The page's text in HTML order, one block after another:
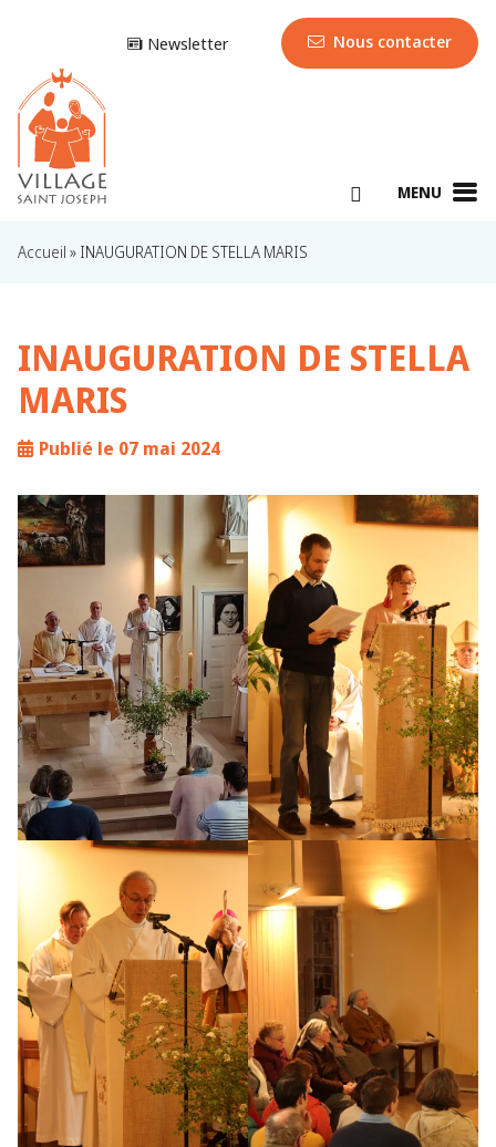
Newsletter Nous contacter
MENU
Accueil » INAUGURATION DE STELLA MARIS
INAUGURATION DE STELLA
MARIS
Publié le 07 mai 2024